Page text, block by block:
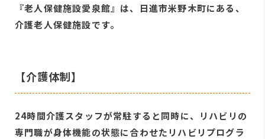
『老人保健施設愛泉館』は、日進市米野木町にある、
介護老人保健施設です。
【介護体制】
24時間介護スタッフが常駐すると同時に、リハビリの
専門職が身体機能の状態に合わせたリハビリプログラ